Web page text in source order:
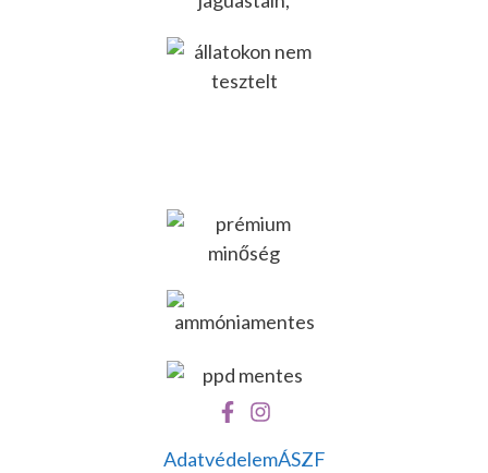
AdatvédelemÁSZF